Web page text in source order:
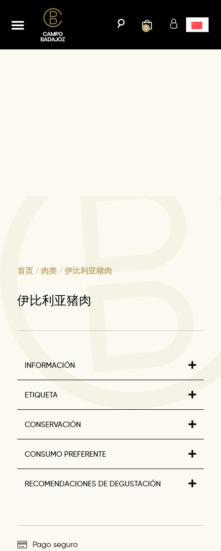
0
首页 / 肉类 / 伊比利亚猪肉
伊比利亚猪肉
INFORMACIÓN
ETIQUETA
CONSERVACIÓN
CONSUMO PREFERENTE
RECOMENDACIONES DE DEGUSTACIÓN
Pago seguro